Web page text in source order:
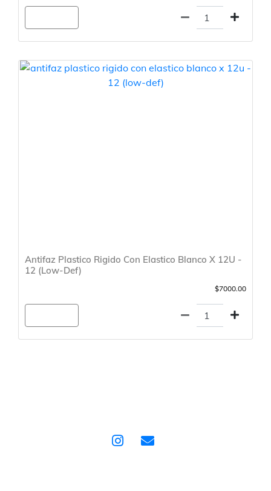
Antifaz Plastico Rigido Con Elastico Blanco X 12U -
12 (Low-Def)
$7000.00